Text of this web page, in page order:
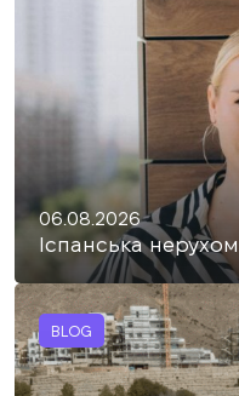
06.08.2026
Іспанська
BLOG